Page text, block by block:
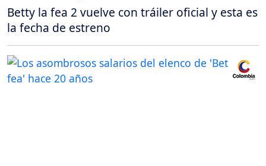
Betty la fea 2 vuelve con tráiler oficial y esta es
la fecha de estreno